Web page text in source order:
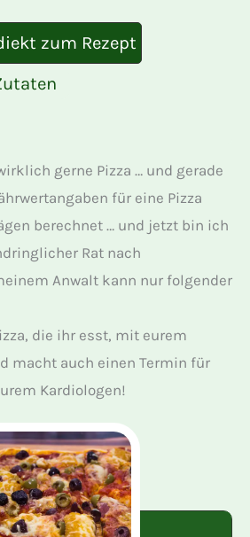
zum Rezept
gerne Pizza … und gerade
für eine Pizza
berechnet … und jetzt bin ich
Rat nach
Anwalt kann nur folgender
die ihr esst, mit eurem
macht auch einen Termin für
Kardiologen!